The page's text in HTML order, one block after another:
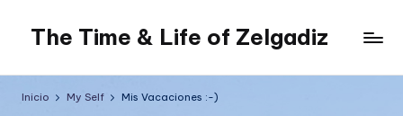
contenido
The Time & Life of Zelgadiz
Dream...
Inicio My Self Mis Vacaciones :-)